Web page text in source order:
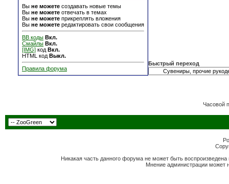
Вы не можете создавать новые темы
Вы не можете отвечать в темах
Вы не можете прикреплять вложения
Вы не можете редактировать свои сообщения
BB коды Вкл.
Смайлы Вкл.
[IMG] код Вкл.
HTML код Выкл.
Правила форума
Быстрый переход
Часовой
Никакая часть данного форума не может быть
Мнение администрации может